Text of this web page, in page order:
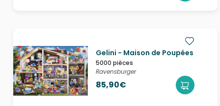
Gelini - Maison de Poupées
5000 pièces
Ravensburger
85,90€